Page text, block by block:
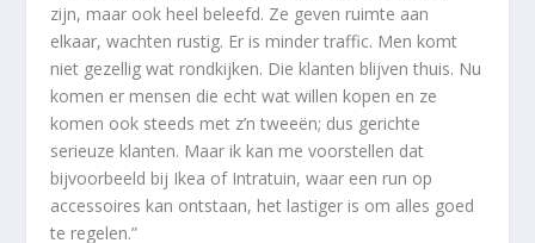
zijn, maar ook heel beleefd. Ze geven ruimte aan
elkaar, wachten rustig. Er is minder traffic. Men komt
niet gezellig wat rondkijken. Die klanten blijven thuis. Nu
komen er mensen die echt wat willen kopen en ze
komen ook steeds met z’n tweeën; dus gerichte
serieuze klanten. Maar ik kan me voorstellen dat
bijvoorbeeld bij Ikea of Intratuin, waar een run op
accessoires kan ontstaan, het lastiger is om alles goed
te regelen.”